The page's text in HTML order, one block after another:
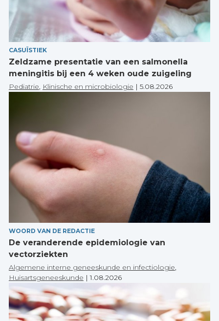
CASUÏSTIEK
Zeldzame presentatie van een salmonella
meningitis bij een 4 weken oude zuigeling
Pediatrie, Klinische en microbiologie | 5.08.2026
WOORD VAN DE REDACTIE
De veranderende epidemiologie van
vectorziekten
Algemene interne geneeskunde en infectiologie,
Huisartsgeneeskunde |1.08.2026